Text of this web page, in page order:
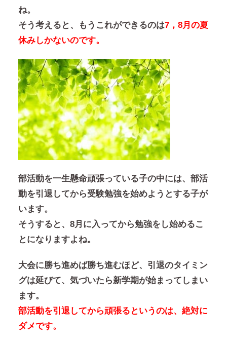
ね。
そう考えると、もうこれができるのは7，8月の夏
休みしかないのです。
部活動を一生懸命頑張っている子の中には、部活
動を引退してから受験勉強を始めようとする子が
います。
そうすると、8月に入ってから勉強をし始めるこ
とになりますよね。
大会に勝ち進めば勝ち進むほど、引退のタイミン
グは延びて、気づいたら新学期が始まってしまい
ます。
部活動を引退してから頑張るというのは、絶対に
ダメです。